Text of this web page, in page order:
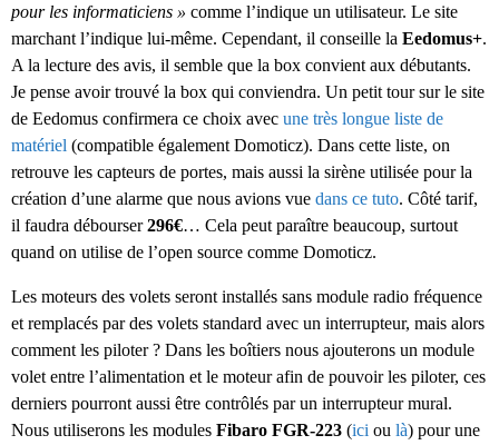
pour les informaticiens » comme l’indique un utilisateur. Le site
marchant l’indique lui-même. Cependant, il conseille la Eedomus+.
A la lecture des avis, il semble que la box convient aux débutants.
Je pense avoir trouvé la box qui conviendra. Un petit tour sur le site
de Eedomus confirmera ce choix avec une très longue liste de
matériel (compatible également Domoticz). Dans cette liste, on
retrouve les capteurs de portes, mais aussi la sirène utilisée pour la
création d’une alarme que nous avions vue dans ce tuto. Côté tarif,
il faudra débourser296€… Cela peut paraître beaucoup, surtout
quand on utilise de l’open source comme Domoticz.
Les moteurs des volets seront installés sans module radio fréquence
et remplacés par des volets standard avec un interrupteur, mais alors
comment les piloter ? Dans les boîtiers nous ajouterons un module
volet entre l’alimentation et le moteur afin de pouvoir les piloter, ces
derniers pourront aussi être contrôlés par un interrupteur mural.
Nous utiliserons les modules Fibaro FGR-223 (ici ou là) pour une